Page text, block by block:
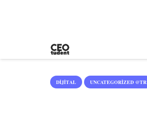
DIJITAL UNCATEGORIZED @TR